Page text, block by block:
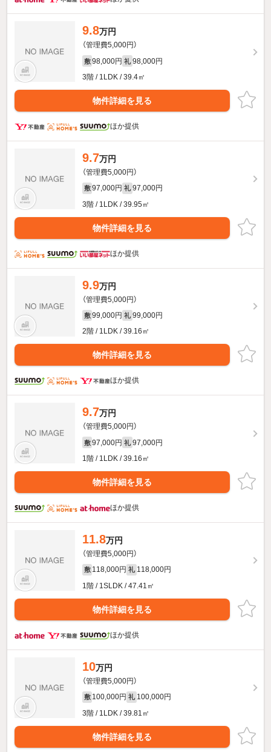
9.8万円
（管理費5,000円）
敷 98,000円 礼 98,000円
3階 / 1LDK / 39.4㎡
物件詳細を見る
ほか提供
9.7万円
（管理費5,000円）
敷 97,000円 礼 97,000円
3階 / 1LDK / 39.95㎡
物件詳細を見る
ほか提供
9.9万円
（管理費5,000円）
敷 99,000円 礼 99,000円
2階 / 1LDK / 39.16㎡
物件詳細を見る
ほか提供
9.7万円
（管理費5,000円）
敷 97,000円 礼 97,000円
1階 / 1LDK / 39.16㎡
物件詳細を見る
ほか提供
11.8万円
（管理費5,000円）
敷 118,000円 礼 118,000円
1階 / 1SLDK / 47.41㎡
物件詳細を見る
ほか提供
10万円
（管理費5,000円）
敷 100,000円 礼 100,000円
3階 / 1LDK / 39.81㎡
物件詳細を見る